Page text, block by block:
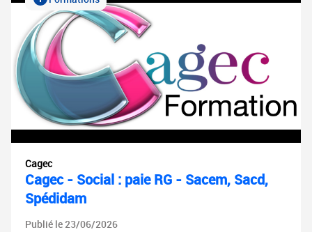
Cagec
Cagec - Social : paie RG - Sacem, Sacd,
Spédidam
Publié le 23/06/2026